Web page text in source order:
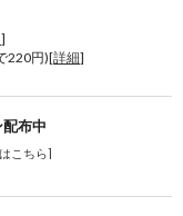
]
220円)[詳細]
配布中
こちら]